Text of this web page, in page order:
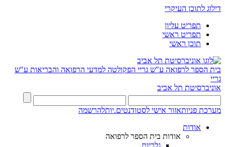
דילוג לתוכן העיקרי
תפריט עליון
תפריט ראשי
תוכן ראשי
בית הספר לרפואה ע"ש גריי הפקולטה למדעי הרפואה והבריאות ע"ש
גריי
אוניברסיטת תל אביב
מערכת פניותאזור אישי לסטודנטים.יותלהרשמה
אודות
אודות בית הספר לרפואה
גלריות